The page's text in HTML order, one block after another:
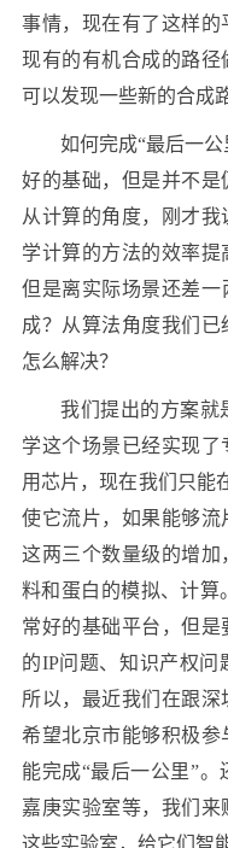
事情，现在有了这样
现有的有机合成的路
可以发现一些新的合成
如何完成“最后一
好的基础，但是并不是
从计算的角度，刚才
学计算的方法的效率提
但是离实际场景还差一
成？从算法角度我们
怎么解决？
我们提出的方案就
学这个场景已经实现
用芯片，现在我们只能
使它流片，如果能够流
这两三个数量级的增
料和蛋白的模拟、计算
常好的基础平台，但
的IP问题、知识产权问
所以，最近我们在跟
希望北京市能够积极
能完成“最后一公里”。
嘉庚实验室等，我们